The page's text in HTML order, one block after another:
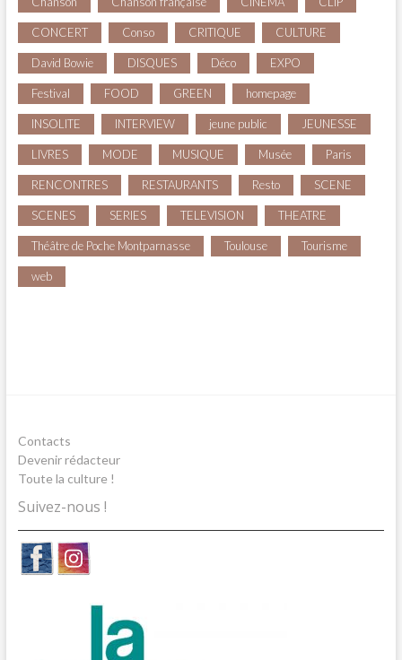
CONCERT Conso CRITIQUE CULTURE
David Bowie DISQUES Déco EXPO
Festival FOOD GREEN homepage
INSOLITE INTERVIEW jeune public JEUNESSE
LIVRES MODE MUSIQUE Musée Paris
RENCONTRES RESTAURANTS Resto SCENE
SCENES SERIES TELEVISION THEATRE
Théâtre de Poche Montparnasse Toulouse Tourisme
web
Contacts
Devenir rédacteur
Toute la culture !
Suivez-nous !